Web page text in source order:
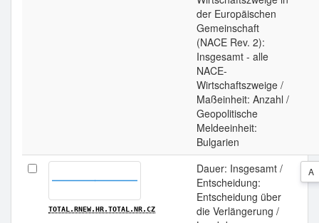
der Europäischen
Gemeinschaft
(NACE Rev. 2):
Insgesamt - alle
NACE-
Wirtschaftszweige /
Maßeinheit: Anzahl /
Geopolitische
Meldeeinheit:
Bulgarien
TOTAL.RNEW.HR.TOTAL.NR.CZ
Dauer: Insgesamt /
Entscheidung:
Entscheidung über
die Verlängerung /
A